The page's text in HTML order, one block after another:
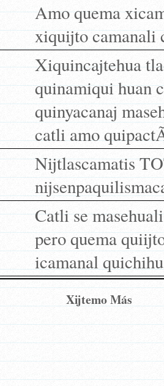
Amo quema
xiquijto camanali
Xiquincajtehua
quinamiqui huan
quinyacanaj
catli amo
Nijtlascamatis
Catli se
pero quema
icamanal
Xijtemo Más